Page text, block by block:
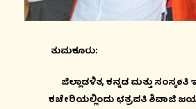
ತುಮಕೂರು:
ಜಿಲ್ಲಾಡಳಿತ, ಕನ್ನಡ ಮತ್ತು
ಕಚೇರಿಯಲ್ಲಿಂದು ಛತ್ರಪತಿ ಶಿವಾಜಿ